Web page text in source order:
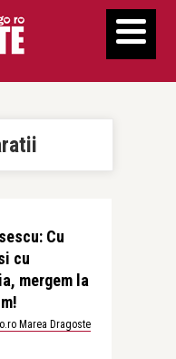
Cu
cu
mergem la
Marea Dragoste